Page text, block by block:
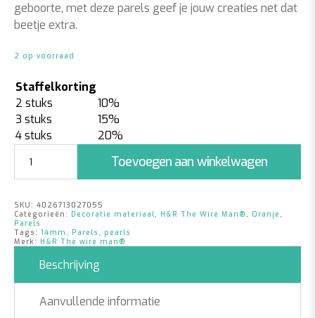
geboorte, met deze parels geef je jouw creaties net dat
beetje extra.
2 op voorraad
Staffelkorting
2 stuks
10%
3 stuks
15%
4 stuks
20%
Oranje
|
|
35
stuks
Toevoegen aan winkelwagen
SKU: 4026713027055
Categorieën:
Decoratie materiaal, H&R The Wire Man® , Oranje ,
Parels
Tags: 14mm , Parels , pearls
Merk:
H&R The wire man®
Beschrijving
Aanvullende informatie